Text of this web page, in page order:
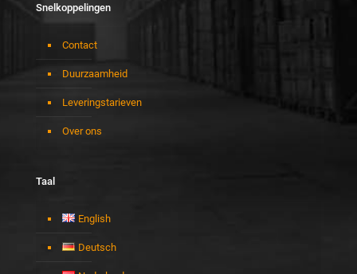
Snelkoppelingen
Contact
Duurzaamheid
Leveringstarieven
Over ons
Taal
English
Deutsch